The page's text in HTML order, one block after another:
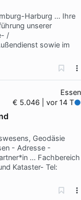
Harburg … Ihre
unserer
/
sowie im
Essen
€ 5.046 | vor 14 T
Geodäsie
- Adresse -
... Fachbereich
Kataster- Tel: